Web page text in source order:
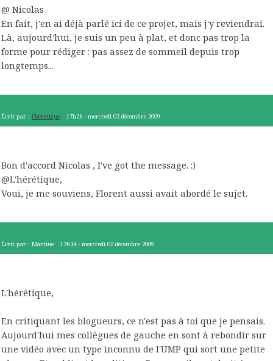
@ Nicolas
En fait, j'en ai déjà parlé ici de ce projet, mais j'y reviendrai.
Là, aujourd'hui, je suis un peu à plat, et donc pas trop la
forme pour rédiger : pas assez de sommeil depuis trop
longtemps...
Écrit par : l'hérétique 17h26 -mercredi 02 décembre 2009
Bon d'accord Nicolas , I've got the message. :)
@L'hérétique,
Voui, je me souviens, Florent aussi avait abordé le sujet.
Écrit par : Martine 17h34 -mercredi 02 décembre 2009
L'hérétique,
En critiquant les blogueurs, ce n'est pas à toi que je pensais.
Aujourd'hui mes collègues de gauche en sont à rebondir sur
une vidéo avec un type inconnu de l'UMP qui sort une petite